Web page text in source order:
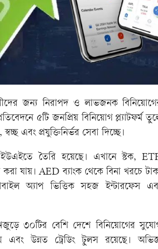
জন্য নিরাপদ ও লাভজনক
৫টি জনপ্রিয় বিনিয়োগ প্ল্যাটফর্ম
এবং প্রযুক্তিনির্ভর সেবা দিচ্ছে।
ইউএইতে তৈরি হয়েছে। এখানে স্টক,
যায়। AED ব্যাংক থেকে বিনা খরচে
অ্যাপ ভিত্তিক সহজ ইন্টারফেস
৩০টির বেশি দেশে বিনিয়োগের
উন্নত ট্রেডিং টুলস রয়েছে।